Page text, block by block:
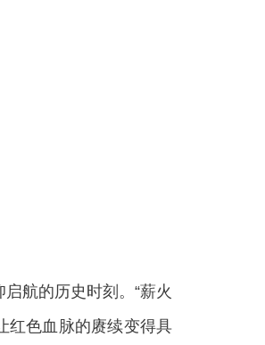
航的历史时刻。“薪火
红色血脉的赓续变得具